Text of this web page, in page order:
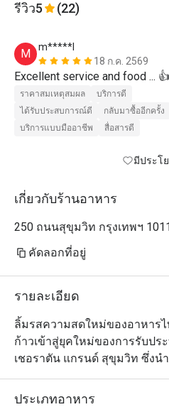
รีวิว5 (22)
M
m*****l
18 ก.ค. 2569
Excellent service and food ...
ราคาสมเหตุสมผล
บริการดี
ได้รับประสบการณ์ดี
กลับมาซื้ออีกครั้ง
บริการแบบมืออาชีพ
สื่อสารดี
มีประโ
เกี่ยวกับร้านอาหาร
250 ถนนสุขุมวิท กรุงเทพฯ
คัดลอกที่อยู่
รายละเอียด
ลิ้มรสความสดใหม่ของอาหาร
ก้าวเข้าสู่ยุคใหม่ของการรับปร
เชอราตัน แกรนด์ สุขุมวิท ซึ่งน
สิกใน
มีสไตล์ร่วมสมัยใจกลางกรุงเทพฯ
ประเภทอาหาร